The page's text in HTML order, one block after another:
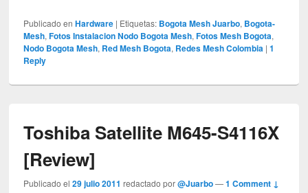
Publicado en Hardware | Etiquetas: Bogota Mesh Juarbo, Bogota-
Mesh,Fotos Instalacion Nodo Bogota Mesh,Fotos Mesh Bogota,
Nodo Bogota Mesh, Red Mesh Bogota, Redes Mesh Colombia |1
Reply
Toshiba Satellite M645-S4116X
[Review]
Publicado el29 julio 2011 redactado por@Juarbo —1 Comment ↓